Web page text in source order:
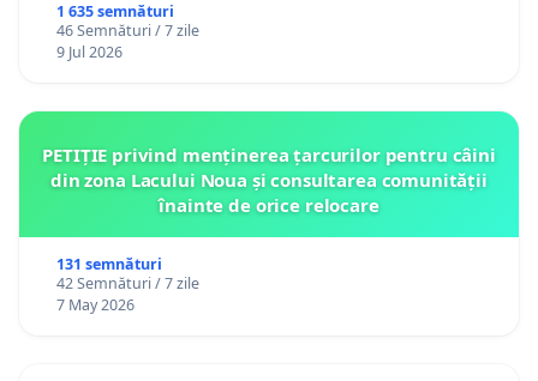
1 635 semnături
46 Semnături / 7 zile
9 Jul 2026
PETIȚIE privind menținerea țarcurilor pentru câini
din zona Lacului Noua și consultarea comunității
înainte de orice relocare
131 semnături
42 Semnături / 7 zile
7 May 2026